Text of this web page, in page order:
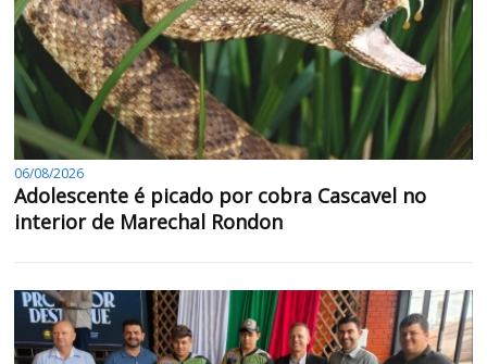
06/08/2026
Adolescente é picado por cobra Cascavel no
interior de Marechal Rondon